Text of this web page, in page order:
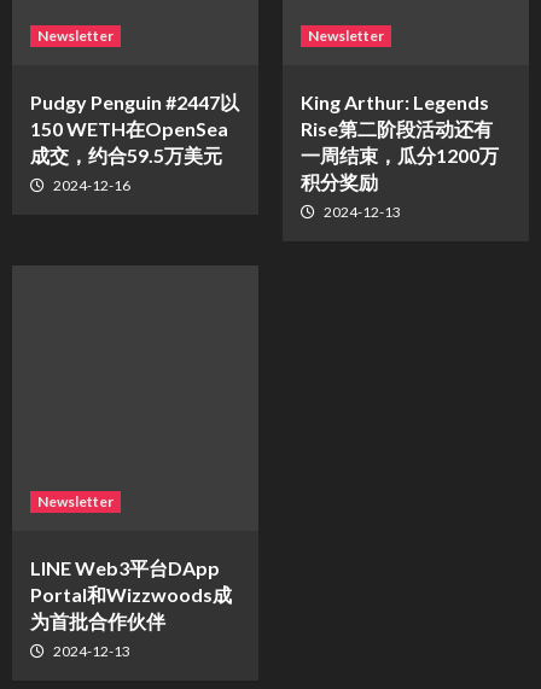
Newsletter
Pudgy Penguin #2447以
150 WETH在OpenSea
成交，约合59.5万美元
2024-12-16
Newsletter
King Arthur: Legends
Rise第二阶段活动还有
一周结束，瓜分1200万
积分奖励
2024-12-13
Newsletter
LINE Web3平台DApp
Portal和Wizzwoods成
为首批合作伙伴
2024-12-13